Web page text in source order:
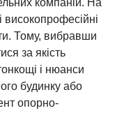
компаній. На
високопрофесійні
Тому, вибравши
за якість
і нюанси
будинку або
опорно-